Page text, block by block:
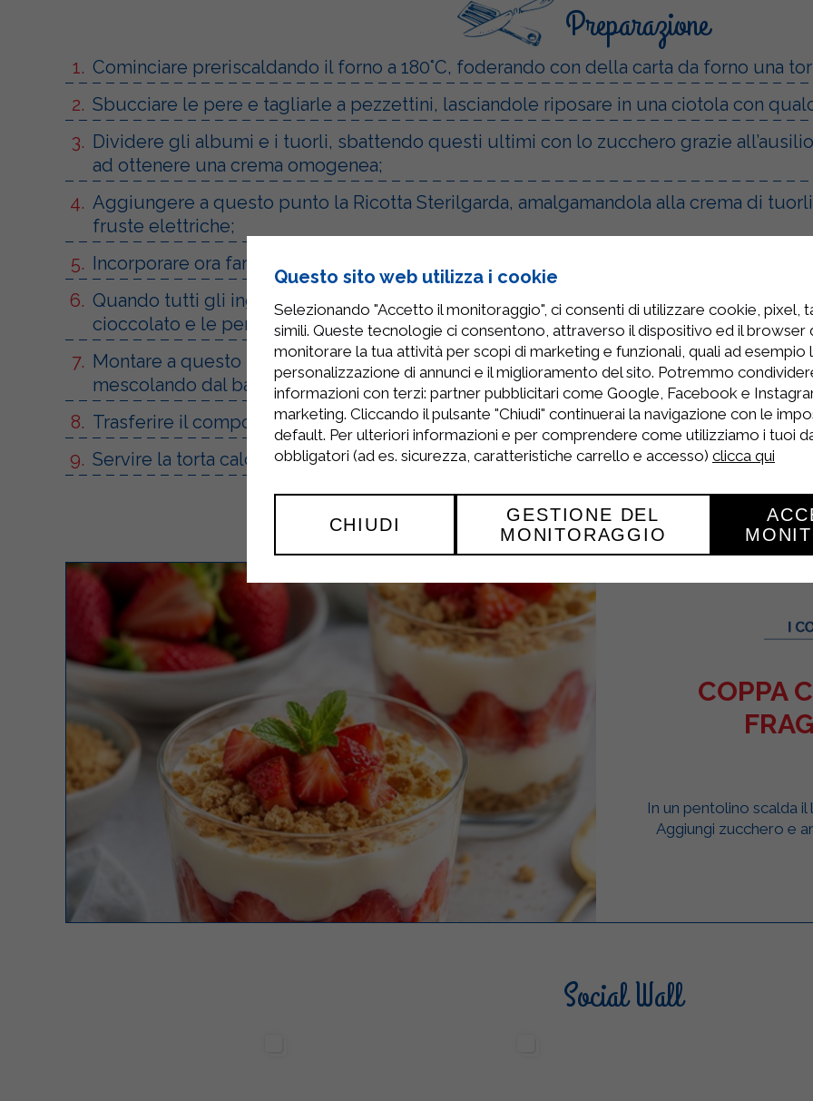
Preparazione
Cominciare preriscaldando il forno a 180°C, foderando con della carta da forno una
Sbucciare le pere e tagliarle a pezzettini, lasciandole riposare in una ciotola con
Dividere gli albumi e i tuorli, sbattendo questi ultimi con lo zucchero grazie
ad ottenere una crema omogenea;
Aggiungere a questo punto la Ricotta Sterilgarda, amalgamandola alla crema di
fruste elettriche;
Incorporare ora farina, lievito per dolci e vanillina, continuando a mescolare;
Quando tutti gli ingredienti saranno tra loro ben amalgamati, trasferirli in una ciotola
cioccolato e le pere, precedentemente tagliate a pezzetti. Mescolare il tutto con una
Montare a questo punto gli albumi a neve, utilizzando le fruste elettriche, ed
mescolando dal basso verso l’altro;
Trasferire il composto nella tortiera, infornare e lasciar cuocere per 45 minuti circa a
Servire la torta calda.
COPPA
In un pentolino scalda
Aggiungi zucchero e
Social Wall
Questo sito web utilizza i cookie
Selezionando "Accetto il monitoraggio", ci consenti di utilizzare cookie, pixel,
simili. Queste tecnologie ci consentono, attraverso il dispositivo ed il browser
monitorare la tua attività per scopi di marketing e funzionali, quali ad esempio
personalizzazione di annunci e il miglioramento del sito. Potremmo
informazioni con terzi: partner pubblicitari come Google, Facebook e
marketing. Cliccando il pulsante "Chiudi" continuerai la navigazione con le
default. Per ulteriori informazioni e per comprendere come utilizziamo i tuoi
obbligatori (ad es. sicurezza, caratteristiche carrello e accesso) clicca qui
CHIUDI
GESTIONE DEL
MONITORAGGIO